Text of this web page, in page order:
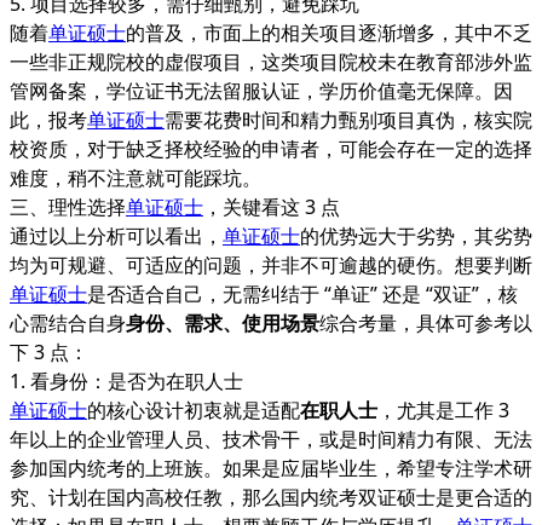
随着单证硕士的普及，市面上的相关项目逐渐增多，其中不乏
一些非正规院校的虚假项目，这类项目院校未在教育部涉外监
管网备案，学位证书无法留服认证，学历价值毫无保障。因
此，报考单证硕士需要花费时间和精力甄别项目真伪，核实院
校资质，对于缺乏择校经验的申请者，可能会存在一定的选择
难度，稍不注意就可能踩坑。
三、理性选择单证硕士 ，关键看这 3 点
通过以上分析可以看出， 单证硕士的优势远大于劣势，其劣势
均为可规避、可适应的问题，并非不可逾越的硬伤。想要判断
单证硕士是否适合自己，无需纠结于 “单证” 还是 “双证”，核
心需结合自身身份、需求、使用场景综合考量，具体可参考以
下 3 点：
1. 看身份：是否为在职人士
单证硕士的核心设计初衷就是适配在职人士 ，尤其是工作 3
年以上的企业管理人员、技术骨干，或是时间精力有限、无法
参加国内统考的上班族。如果是应届毕业生，希望专注学术研
究、计划在国内高校任教，那么国内统考双证硕士是更合适的